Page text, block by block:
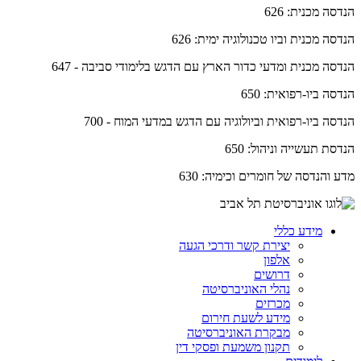
הנדסה מכנית: 626
הנדסה מכנית וביו טכנולוגיה ימית: 626
הנדסה מכנית ומדעי כדור הארץ עם הדגש בלימודי סביבה - 647
הנדסה ביו-רפואית: 650
הנדסה ביו-רפואית וביולוגיה עם הדגש במדעי המוח - 700
הנדסת תעשייה וניהול: 650
מדע והנדסה של חומרים וכימיה: 630
מידע כללי
יצירת קשר ודרכי הגעה
אלפון
דרושים
נהלי האוניברסיטה
מכרזים
מידע לשעת חירום
מבקרת האוניברסיטה
תקנון משמעת ופסקי דין